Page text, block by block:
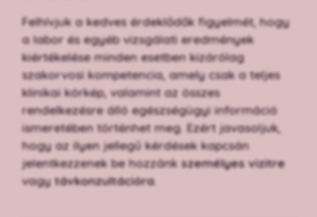
Felhívjuk a kedves érdeklődők figyelmét, hogy
a labor és egyéb vizsgálati eredmények
kiértékelése minden esetben kizárólag
szakorvosi kompetencia, amely csak a teljes
klinikai kórkép, valamint az összes
rendelkezésre álló egészségügyi információ
ismeretében történhet meg. Ezért javasoljuk,
hogy az ilyen jellegű kérdések kapcsán
jelentkezzenek be hozzánk személyes vizitre
vagytávkonzultációra.